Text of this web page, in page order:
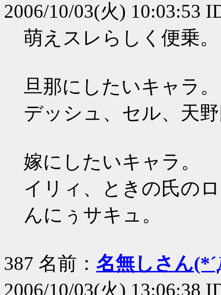
2006/10/03(火) 10:03:53
萌えスレらしく便乗。
旦那にしたいキャラ。
デッシュ、セル、天
嫁にしたいキャラ。
イリィ、ときの氏の
んにぅサキュ。
387 名前： 名無しさん
2006/10/03(火) 13:06:38